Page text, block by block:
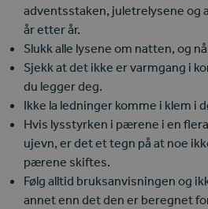
adventsstaken, juletrelysene og
år etter år.
Slukk alle lysene om natten, og
Sjekk at det ikke er varmgang i
du legger deg.
Ikke la ledninger komme i klem i
Hvis lysstyrken i pærene i en
ujevn, er det et tegn på at noe
pærene skiftes.
Følg alltid bruksanvisningen og
annet enn det den er beregnet